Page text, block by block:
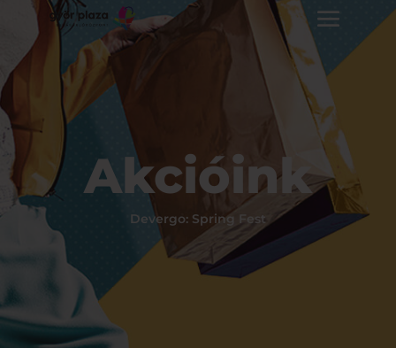
Akcióink
Devergo: Spring Fest